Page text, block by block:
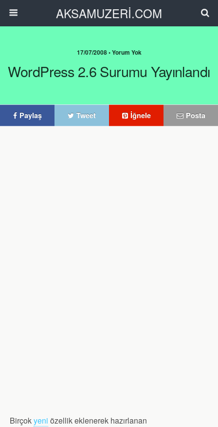
AKSAMUZERİ.COM
17/07/2008 • Yorum Yok
WordPress 2.6 Surumu Yayınlandı
Paylaş Tweet İğnele Posta
Birçokyeni özellik eklenerek hazırlanan